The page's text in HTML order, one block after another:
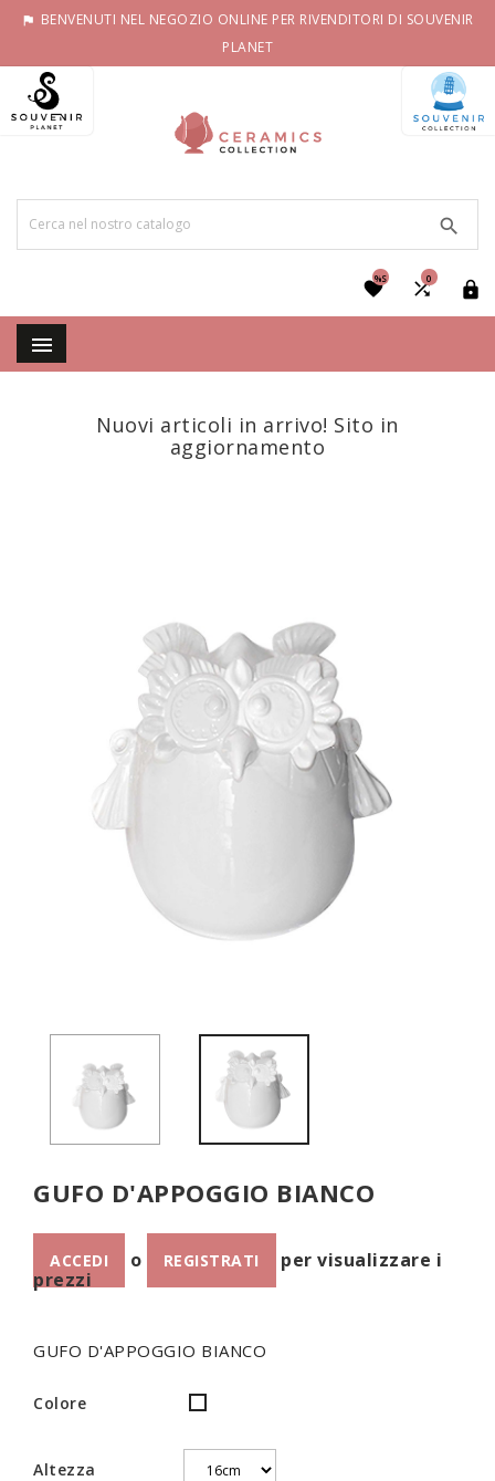

BENVENUTI NEL NEGOZIO ONLINE PER RIVENDITORI DI SOUVENIR
PLANET



0

%S

Nuovi articoli in arrivo! Sito in
aggiornamento
GUFO D'APPOGGIO BIANCO
ACCEDI o REGISTRATI
per visualizzare i
prezzi
GUFO D'APPOGGIO BIANCO
Colore Bianco
Altezza